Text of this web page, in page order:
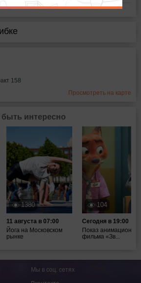
158
Просмотреть на карте
интересно
1380
11 августа в 07:00
Йога на Московском
рынке
104
Сегодня в 19:00
Показ
фильма «Зв...
Мы в соц. сетях